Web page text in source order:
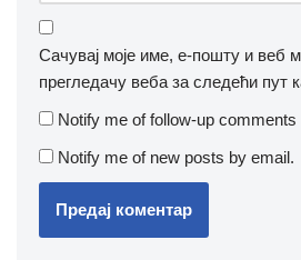
Сачувај моје име, е-пошту и веб
прегледачу веба за следећи пут
Notify me of follow-up comments
Notify me of new posts by email.